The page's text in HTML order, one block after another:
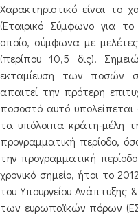
Χαρακτηριστικό είναι το
(Εταιρικό Σύμφωνο για
οποίο, σύμφωνα με
(περίπου 10,5 δις).
εκταμίευση των ποσών
απαιτεί την πρότερη
ποσοστό αυτό υπολείπεται
τα υπόλοιπα κράτη-μέλη
προγραμματική περίοδο,
την προγραμματική
χρονικό σημείο, ήτοι το
του Υπουργείου
των ευρωπαϊκών πόρων